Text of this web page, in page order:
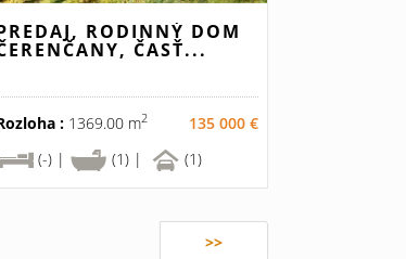
RODINNÝ DOM
ČASŤ...
: 1369.00 m2
135 000 €
(-) |
(1) | (1)
>>